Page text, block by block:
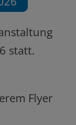
statt.
Flyer